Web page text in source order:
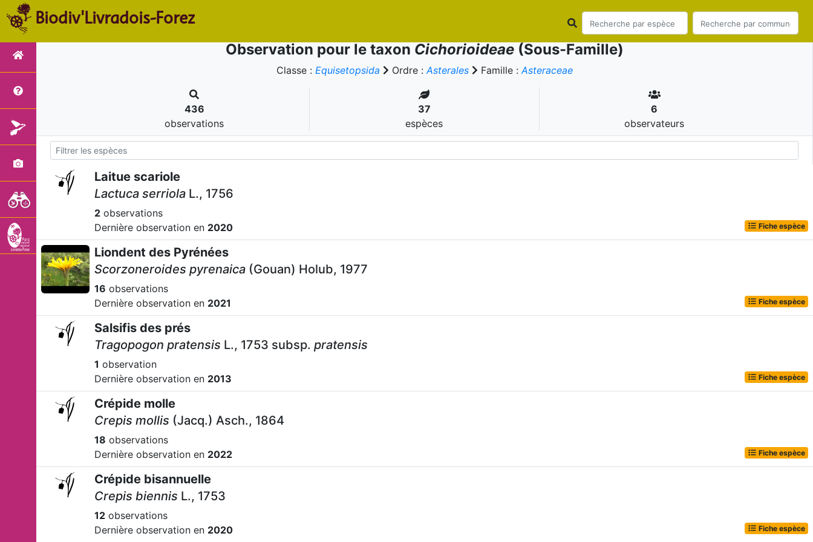
Biodiv'Livradois-Forez
Observation pour le taxon Cichorioideae(Sous-Famille)
Classe : Equisetopsida Ordre :Asterales Famille :Asteraceae
436
observations
37
espèces
6
observateurs
Laitue scariole
Lactuca serriola L., 1756
2 observations
Dernière observation en 2020 Fiche espèce
Liondent des Pyrénées
Scorzoneroides pyrenaica (Gouan) Holub, 1977
16 observations
Dernière observation en 2021 Fiche espèce
Salsifis des prés
Tragopogon pratensis L., 1753 subsp. pratensis
1 observation
Dernière observation en 2013 Fiche espèce
Crépide molle
Crepis mollis (Jacq.) Asch., 1864
18 observations
Dernière observation en 2022 Fiche espèce
Crépide bisannuelle
Crepis biennis L., 1753
12 observations
Dernière observation en 2020 Fiche espèce